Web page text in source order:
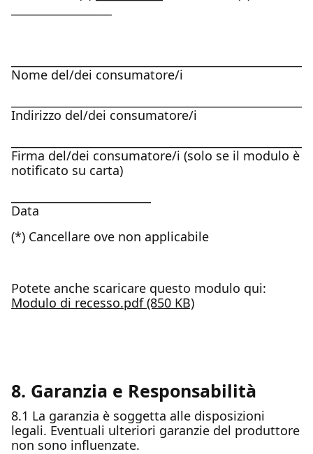
Nome del/dei consumatore/i
Indirizzo del/dei consumatore/i
Firma del/dei consumatore/i (solo se il modulo è
notificato su carta)
Data
(*) Cancellare ove non applicabile
Potete anche scaricare questo modulo qui:
Modulo di recesso.pdf (850 KB)
8. Garanzia e Responsabilità
8.1 La garanzia è soggetta alle disposizioni
legali. Eventuali ulteriori garanzie del produttore
non sono influenzate.